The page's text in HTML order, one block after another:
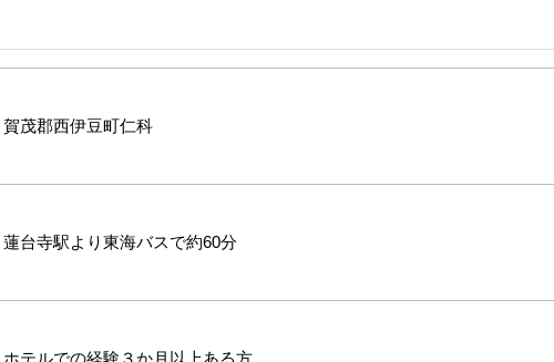
賀茂郡西伊豆町仁科
蓮台寺駅より東海バスで約60分